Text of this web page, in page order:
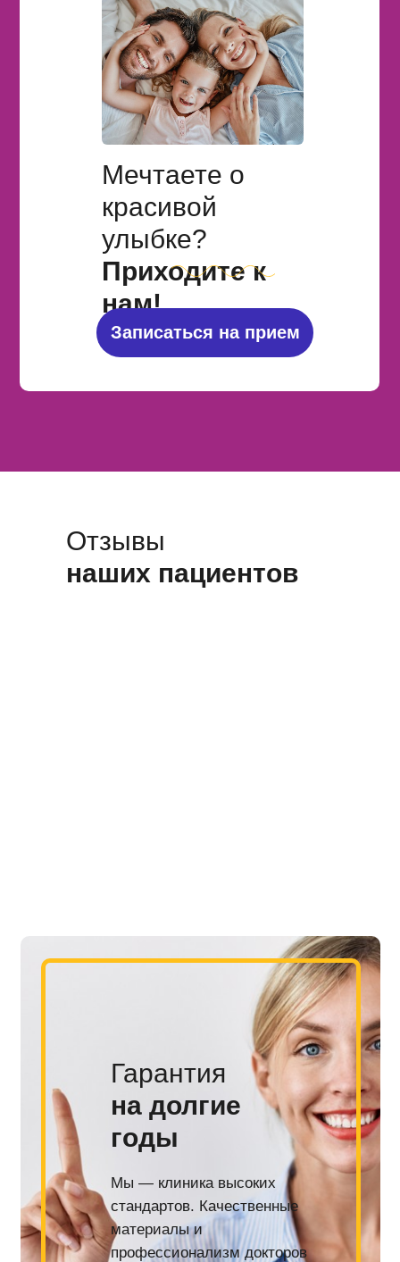
Мечтаете о
красивой
улыбке?
Приходите к
нам!
Записаться на прием
Отзывы
наших пациентов
Гарантия
на долгие
годы
Мы — клиника высоких
стандартов. Качественные
материалы и
профессионализм докторов